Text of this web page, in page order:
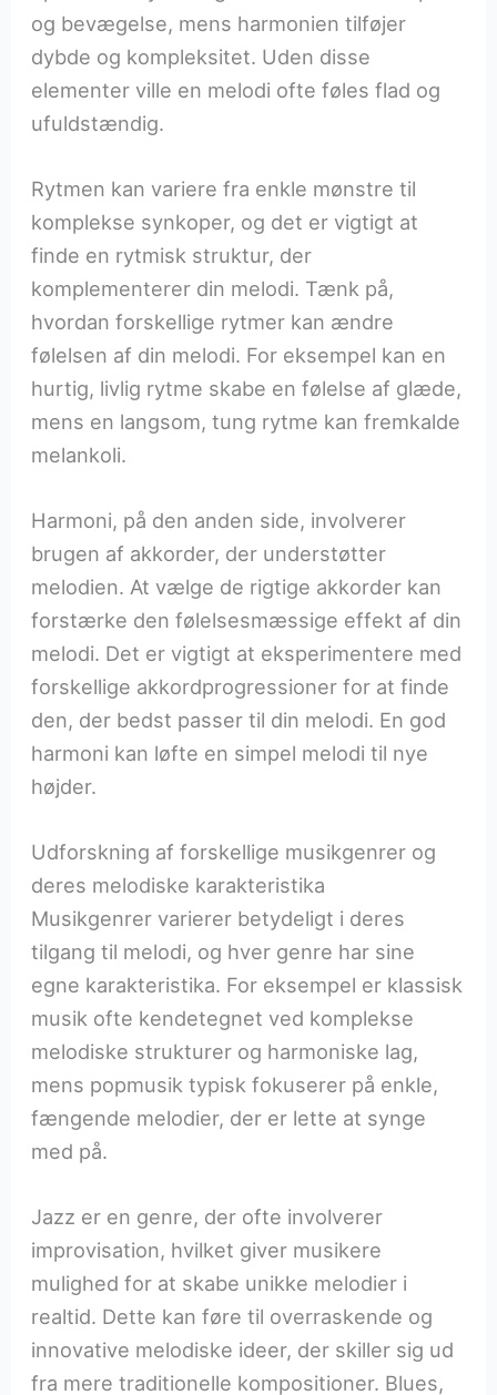
og bevægelse, mens harmonien tilføjer
dybde og kompleksitet. Uden disse
elementer ville en melodi ofte føles flad og
ufuldstændig.
Rytmen kan variere fra enkle mønstre til
komplekse synkoper, og det er vigtigt at
finde en rytmisk struktur, der
komplementerer din melodi. Tænk på,
hvordan forskellige rytmer kan ændre
følelsen af din melodi. For eksempel kan en
hurtig, livlig rytme skabe en følelse af glæde,
mens en langsom, tung rytme kan fremkalde
melankoli.
Harmoni, på den anden side, involverer
brugen af akkorder, der understøtter
melodien. At vælge de rigtige akkorder kan
forstærke den følelsesmæssige effekt af din
melodi. Det er vigtigt at eksperimentere med
forskellige akkordprogressioner for at finde
den, der bedst passer til din melodi. En god
harmoni kan løfte en simpel melodi til nye
højder.
Udforskning af forskellige musikgenrer og
deres melodiske karakteristika
Musikgenrer varierer betydeligt i deres
tilgang til melodi, og hver genre har sine
egne karakteristika. For eksempel er klassisk
musik ofte kendetegnet ved komplekse
melodiske strukturer og harmoniske lag,
mens popmusik typisk fokuserer på enkle,
fængende melodier, der er lette at synge
med på.
Jazz er en genre, der ofte involverer
improvisation, hvilket giver musikere
mulighed for at skabe unikke melodier i
realtid. Dette kan føre til overraskende og
innovative melodiske ideer, der skiller sig ud
fra mere traditionelle kompositioner. Blues,